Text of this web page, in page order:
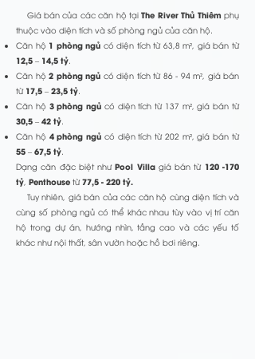
Giá bán của các căn hộ tạiThe River Thủ Thiêm phụ
thuộc vào diện tích và số phòng ngủ của căn hộ.
Căn hộ 1 phòng ngủ có diện tích từ 63,8 m², giá bán từ
12,5 – 14,5 tỷ.
Căn hộ 2 phòng ngủ có diện tích từ 86 - 94 m², giá bán
từ 17,5 – 23,5 tỷ.
Căn hộ 3 phòng ngủ có diện tích từ 137 m², giá bán từ
30,5 – 42 tỷ.
Căn hộ 4 phòng ngủ có diện tích từ 202 m², giá bán từ
55 – 67,5 tỷ.
Dạng căn đặc biệt như Pool Villagiá bán từ 120 -170
tỷ, Penthouse từ77,5 - 220 tỷ.
Tuy nhiên, giá bán của các căn hộ cùng diện tích và
cùng số phòng ngủ có thể khác nhau tùy vào vị trí căn
hộ trong dự án, hướng nhìn, tầng cao và các yếu tố
khác như nội thất, sân vườn hoặc hồ bơi riêng.